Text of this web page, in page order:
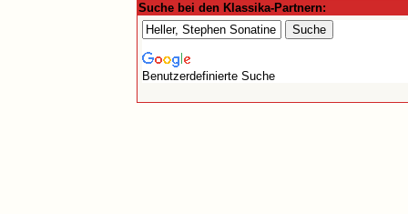
Suche bei den Klassika-Partnern:
Benutzerdefinierte Suche